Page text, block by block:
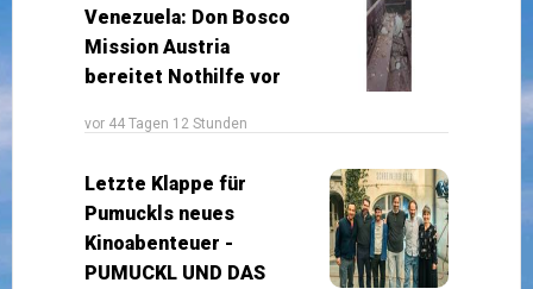
Venezuela: Don Bosco
Mission Austria
bereitet Nothilfe vor
vor 44 Tagen 12 Stunden
Letzte Klappe für
Pumuckls neues
Kinoabenteuer -
PUMUCKL UND DAS